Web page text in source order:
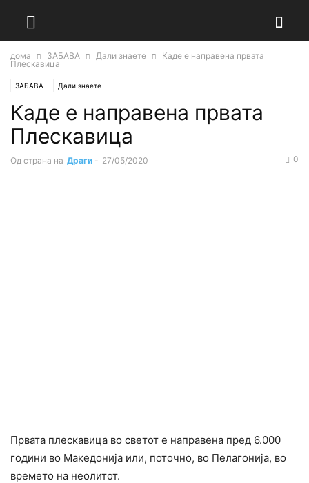
дома ЗАБАВА Дали знаете
Каде е направена првата
Плескавица
ЗАБАВА Дали знаете
Каде е направена првата
Плескавица
Од страна на Драги - 27/05/2020 0
Првата плескавица во светот е направена пред 6.000
години во Македонија или, поточно, во Пелагонија, во
времето на неолитот.